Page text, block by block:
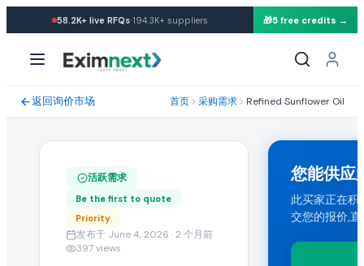
求购: Refined Sunflower Oil
采购需求规格与贸易条款
运输条款与目的港
买家要求 CIF 运输条款。能够向 Cyprus 发货的任何国家的出
提交您的报价
58.2K+ live RFQs·194.3K+ suppliers 🎁5 free credits →
返回询价市场 首页 采购需求 Refined Sunflower Oil
活跃需求
Be the first to quote
Priority
发布于 June 4, 2026 · 2 个月前·
397views
您能供应
此买家正在
交您的报价,